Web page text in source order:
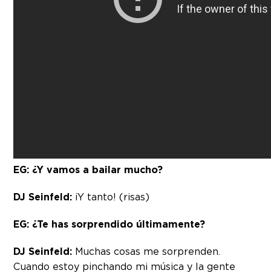
EG: ¿Y vamos a bailar mucho?
DJ Seinfeld: ¡Y tanto! (risas)
EG: ¿Te has sorprendido últimamente?
DJ Seinfeld: Muchas cosas me sorprenden.
Cuando estoy pinchando mi música y la gente